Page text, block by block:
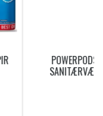
BLUE
SANITÆRVÆSKE 20